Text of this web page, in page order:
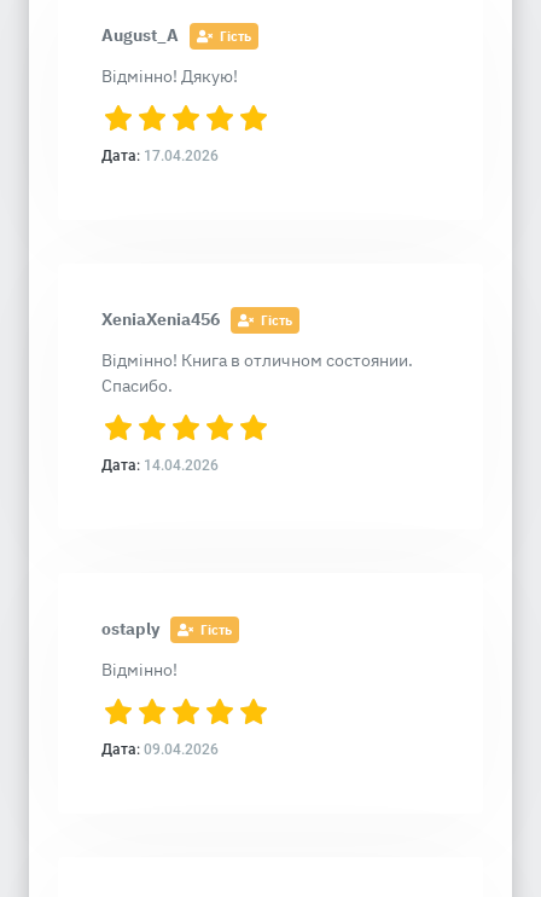
August_A Гість
Відмінно! Дякую!
Дата: 17.04.2026
XeniaXenia456 Гість
Відмінно! Книга в отличном состоянии.
Спасибо.
Дата: 14.04.2026
ostaply Гість
Відмінно!
Дата: 09.04.2026